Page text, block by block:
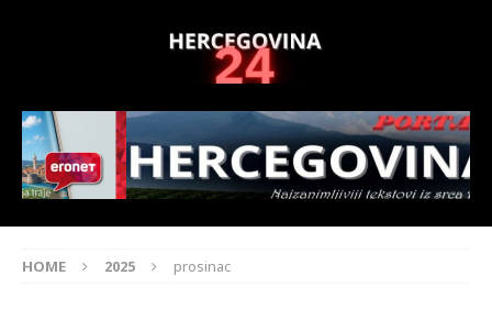
HOME 2025 prosinac